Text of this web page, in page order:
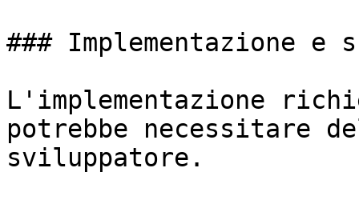
### Implementazione e
L'implementazione
potrebbe necessitare
sviluppatore.